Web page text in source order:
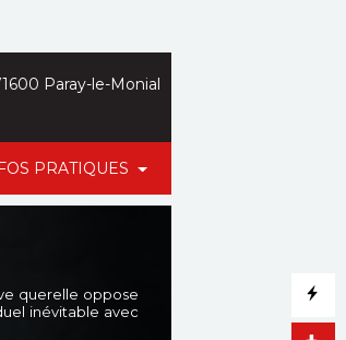
PRATIQUES
Paray-le-Monial
querelle oppose
inévitable avec